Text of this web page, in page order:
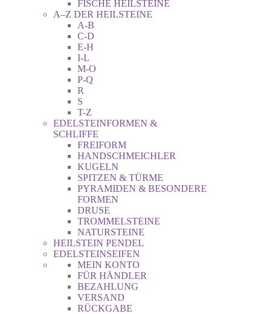
FISCHE HEILSTEINE
A–Z DER HEILSTEINE
A-B
C-D
E-H
I-L
M-O
P-Q
R
S
T-Z
EDELSTEINFORMEN &
SCHLIFFE
FREIFORM
HANDSCHMEICHLER
KUGELN
SPITZEN & TÜRME
PYRAMIDEN & BESONDERE
FORMEN
DRUSE
TROMMELSTEINE
NATURSTEINE
HEILSTEIN PENDEL
EDELSTEINSEIFEN
MEIN KONTO
FÜR HÄNDLER
BEZAHLUNG
VERSAND
RÜCKGABE